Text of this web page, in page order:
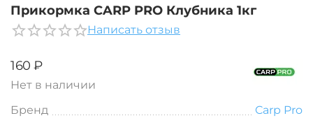
Прикормка CARP PRO Клубника 1кг
Написать отзыв
‍160‍ ₽
Нет в наличии
Бренд
Carp Pro